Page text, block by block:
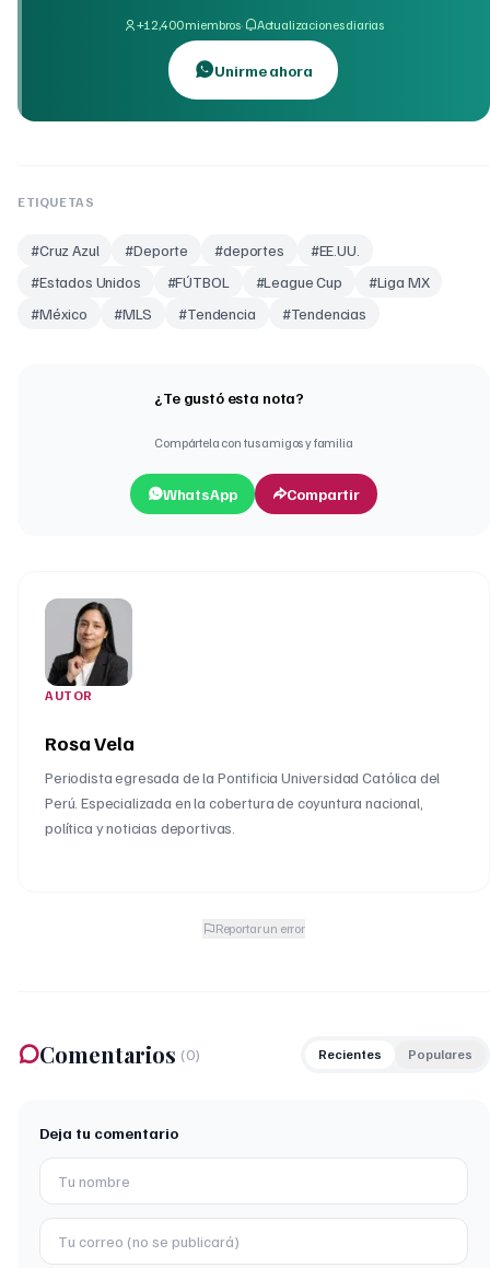
+12,400 miembros· Actualizaciones diarias
Unirme ahora
ETIQUETAS
#Cruz Azul #Deporte #deportes #EE.UU.
#Estados Unidos #FÚTBOL #League Cup #Liga MX
#México #MLS #Tendencia #Tendencias
¿Te gustó esta nota?
Compártela con tus amigos y familia
WhatsApp Compartir
AUTOR
Rosa Vela
Periodista egresada de la Pontificia Universidad Católica del
Perú. Especializada en la cobertura de coyuntura nacional,
política y noticias deportivas.
Reportar un error
Comentarios (0) Recientes Populares
Deja tu comentario